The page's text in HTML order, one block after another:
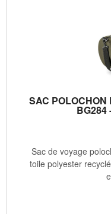
SAC POLOCHON
BG284
Sac de voyage
toile polyester